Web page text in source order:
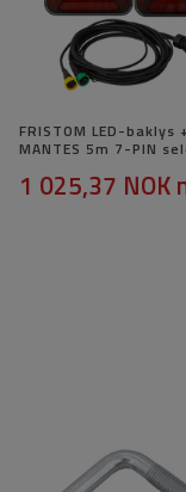
FRISTOM LED-baklys +
MANTES 5m 7-PIN
1 025,37 NOK